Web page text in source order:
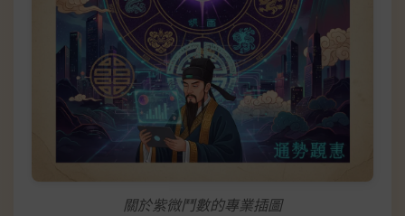
關於紫微鬥數的專業插圖